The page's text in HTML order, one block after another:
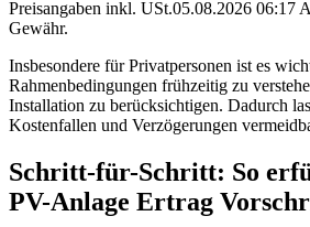
Preisangaben inkl. USt.05.08.2026 06:17
Gewähr.
Insbesondere für Privatpersonen ist es
Rahmenbedingungen frühzeitig zu
Installation zu berücksichtigen. Dadurch
Kostenfallen und Verzögerungen
Schritt-für-Schritt: So
PV-Anlage Ertrag